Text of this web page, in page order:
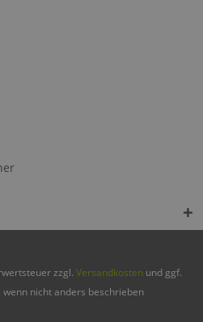
zzgl. Versandkosten und ggf.
nicht anders beschrieben